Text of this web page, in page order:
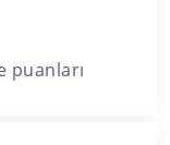
puanları